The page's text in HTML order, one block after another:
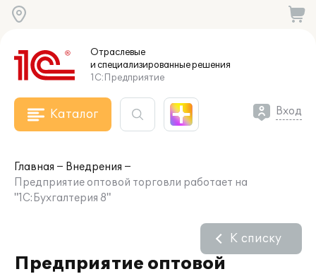
Отраслевые
и специализированныерешения
1С:Предприятие
Каталог Вход
Главная
Внедрения
Предприятие оптовой торговли работает на
"1С:Бухгалтерия 8"
Предприятие оптовой
К списку